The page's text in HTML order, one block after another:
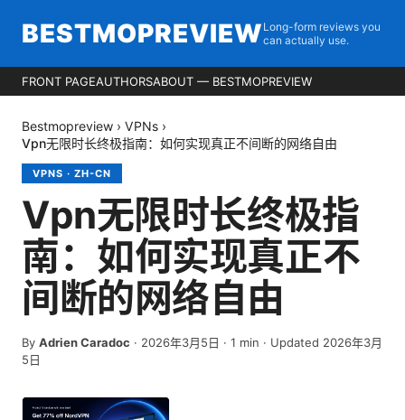
BESTMOPREVIEW Long-form reviews you
can actually use.
FRONT PAGEAUTHORSABOUT — BESTMOPREVIEW
Bestmopreview › VPNs ›
Vpn无限时长终极指南：如何实现真正不间断的网络自由
VPNS · ZH-CN
Vpn无限时长终极指
南：如何实现真正不
间断的网络自由
By Adrien Caradoc · 2026年3月5日 · 1 min · Updated 2026年3月
5日